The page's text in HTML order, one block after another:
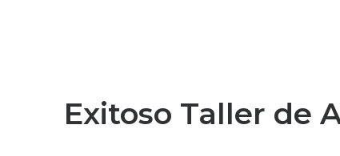
Exitoso Taller de